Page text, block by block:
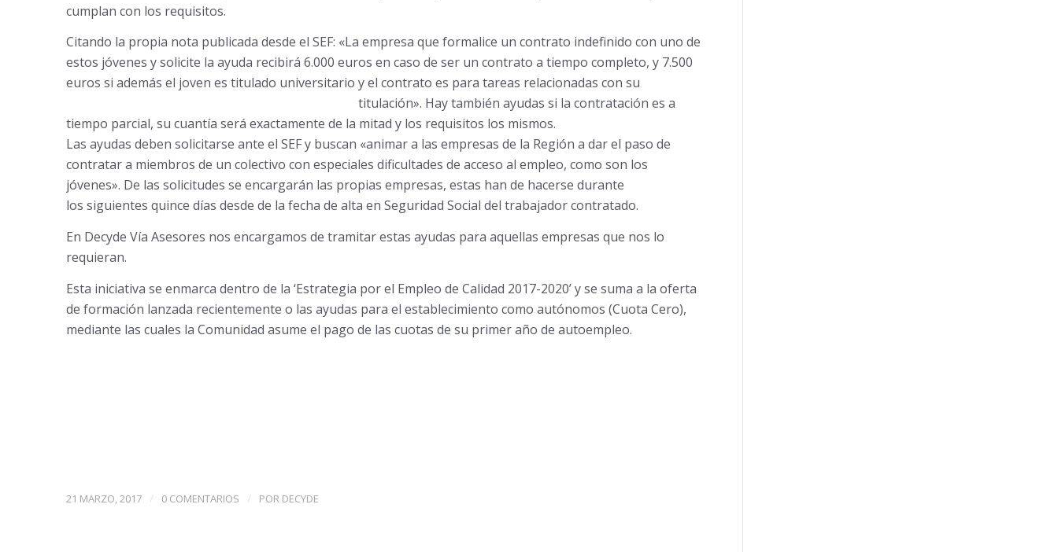
cumplan con los requisitos.
Citando la propia nota publicada desde el SEF: «La empresa que formalice un contrato indefinido con uno de
estos jóvenes y solicite la ayuda recibirá 6.000 euros en caso de ser un contrato a tiempo completo, y 7.500
euros si además el joven es titulado universitario y el contrato es para tareas relacionadas con su
titulación». Hay también ayudas si la contratación es a
tiempo parcial, su cuantía será exactamente de la mitad y los requisitos los mismos.
Las ayudas deben solicitarse ante el SEF y buscan «animar a las empresas de la Región a dar el paso de
contratar a miembros de un colectivo con especiales dificultades de acceso al empleo, como son los
jóvenes». De las solicitudes se encargarán las propias empresas, estas han de hacerse durante
los siguientes quince días desde de la fecha de alta en Seguridad Social del trabajador contratado.
En Decyde Vía Asesores nos encargamos de tramitar estas ayudas para aquellas empresas que nos lo
requieran.
Esta iniciativa se enmarca dentro de la ‘Estrategia por el Empleo de Calidad 2017-2020’ y se suma a la oferta
de formación lanzada recientemente o las ayudas para el establecimiento como autónomos (Cuota Cero),
mediante las cuales la Comunidad asume el pago de las cuotas de su primer año de autoempleo.
21 MARZO, 2017 / 0 COMENTARIOS / POR DECYDE